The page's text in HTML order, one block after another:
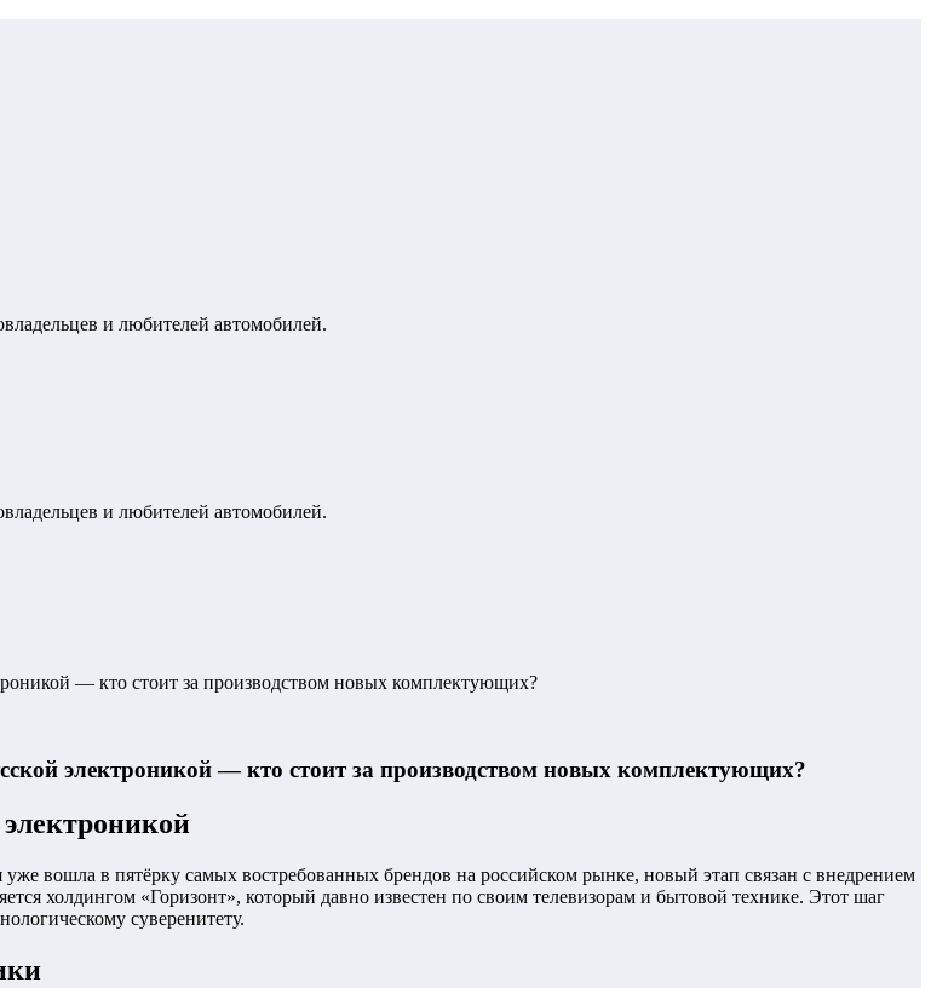
и любителей автомобилей.
и любителей автомобилей.
— кто стоит за производством новых комплектующих?
электроникой — кто стоит за производством новых комплектующих?
вошла в пятёрку самых востребованных брендов на российском рынке, новый этап связан с внедрением
холдингом «Горизонт», который давно известен по своим телевизорам и бытовой технике. Этот шаг
суверенитету.